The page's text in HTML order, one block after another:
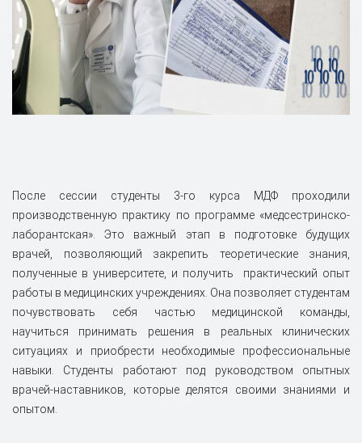
После сессии студенты 3-го курса МДФ проходили
производственную практику по программе «медсестринско-
лаборантская». Это важный этап в подготовке будущих
врачей, позволяющий закрепить теоретические знания,
полученные в университете, и получить практический опыт
работы в медицинских учреждениях. Она позволяет студентам
почувствовать себя частью медицинской команды,
научиться принимать решения в реальных клинических
ситуациях и приобрести необходимые профессиональные
навыки. Студенты работают под руководством опытных
врачей-наставников, которые делятся своими знаниями и
опытом.